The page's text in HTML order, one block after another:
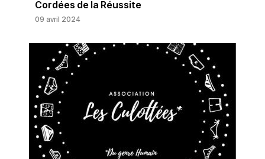
Cordées de la Réussite
09 avril 2024